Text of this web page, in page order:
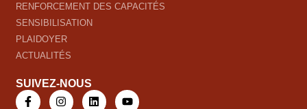
RENFORCEMENT DES CAPACITÉS
SENSIBILISATION
PLAIDOYER
ACTUALITÉS
SUIVEZ-NOUS